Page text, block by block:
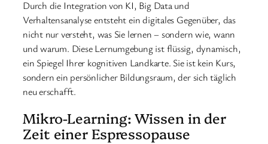
Durch die Integration von KI, Big Data und
Verhaltensanalyse entsteht ein digitales Gegenüber, das
nicht nur versteht, was Sie lernen – sondern wie, wann
und warum. Diese Lernumgebung ist flüssig, dynamisch,
ein Spiegel Ihrer kognitiven Landkarte. Sie ist kein Kurs,
sondern ein persönlicher Bildungsraum, der sich täglich
neu erschafft.
Mikro-Learning: Wissen in der
Zeit einer Espressopause